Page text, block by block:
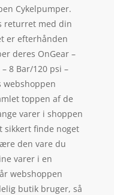
Cykelpumper.
returret med din
er efterhånden
deres OnGear –
8 Bar/120 psi –
webshoppen
toppen af de
varer i shoppen
sikkert finde noget
den vare du
varer i en
webshoppen
butik bruger, så